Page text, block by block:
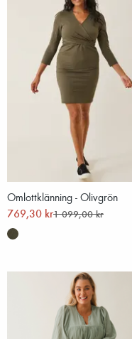
Omlottklänning - Olivgrön
769,30 kr1 099,00 kr